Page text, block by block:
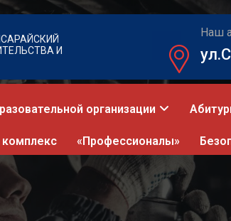
И
Наш
организации
«Профессионалы»